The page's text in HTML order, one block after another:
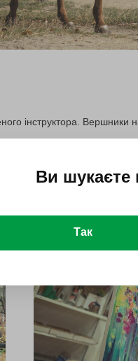
інструктора. Вершники
Ви шукаєте
Так